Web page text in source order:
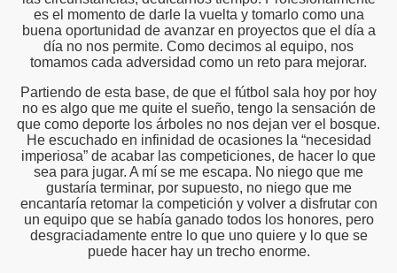
es el momento de darle la vuelta y tomarlo como una
buena oportunidad de avanzar en proyectos que el día a
día no nos permite. Como decimos al equipo, nos
tomamos cada adversidad como un reto para mejorar.
Partiendo de esta base, de que el fútbol sala hoy por hoy
no es algo que me quite el sueño, tengo la sensación de
que como deporte los árboles no nos dejan ver el bosque.
He escuchado en infinidad de ocasiones la “necesidad
imperiosa” de acabar las competiciones, de hacer lo que
sea para jugar. A mí se me escapa. No niego que me
gustaría terminar, por supuesto, no niego que me
encantaría retomar la competición y volver a disfrutar con
un equipo que se había ganado todos los honores, pero
desgraciadamente entre lo que uno quiere y lo que se
puede hacer hay un trecho enorme.